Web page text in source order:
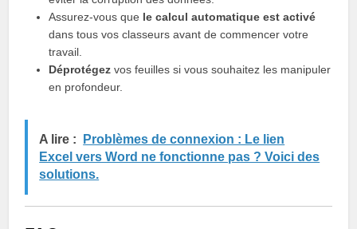
Assurez-vous que le calcul automatique est activé
dans tous vos classeurs avant de commencer votre
travail.
Déprotégez vos feuilles si vous souhaitez les manipuler
en profondeur.
A lire :
Problèmes de connexion : Le lien
Excel vers Word ne fonctionne pas ? Voici des
solutions.